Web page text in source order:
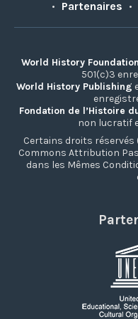
• Partenaires •
World History Foundation
501(c)3
World History Publishing
Fondation de l’Histoire
non lucratif
Certains droits réservés
Commons Attribution
dans les Mêmes